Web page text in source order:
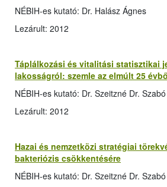
NÉBIH-es kutató: Dr. Halász Ágnes
Lezárult: 2012
Táplálkozási és vitalitási statisztikai
lakosságról: szemle az elmúlt 25
NÉBIH-es kutató: Dr. Szeitzné Dr.
Lezárult: 2012
Hazai és nemzetközi stratégiai
bakteriózis csökkentésére
NÉBIH-es kutató: Dr. Szeitzné Dr.